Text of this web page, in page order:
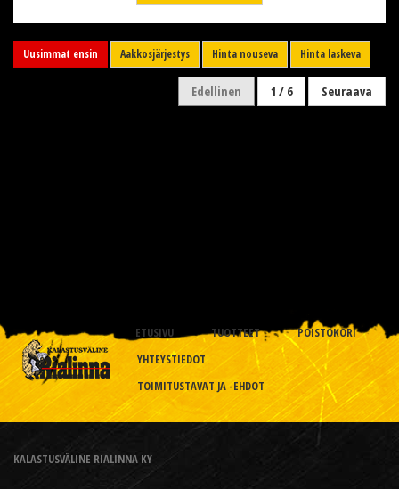
Uusimmat ensin Aakkosjärjestys Hinta nouseva Hinta laskeva
Edellinen 1 / 6 Seuraava
ETUSIVU TUOTTEET
POISTOKORI
YHTEYSTIEDOT
TOIMITUSTAVAT JA -EHDOT
KALASTUSVÄLINE RIALINNA KY